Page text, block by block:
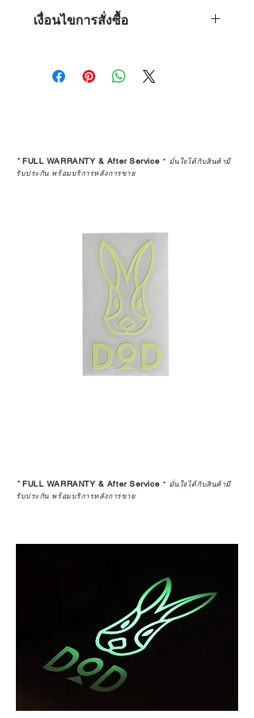
เงื่อนไขการสั่งซื้อ
1 • จำกัดจำนวน 1 ท่าน ต่อ 1 ชิ้น
เท่านั้น
ลง
3 • การ Resell (พ่อค้า-แม่ค้า) สินค้าที่
รายการ 15 วัน
4 • สินค้าใดๆ ก็ตามที่ซื้อจากการ
Resell หรือมีการเปลี่ยนมือผู้ซื้อ จะ
ถือว่าสิ้นสุดการรับประกันสินค้าทุก
5 • สงวนสิทธิ์ในการงดจำหน่ายสินค้า
ทุกรายการให้กับผู้ที่มีประวัติการนำ
สินค้าไปขายต่อ (Resell)
*FULL WARRANTY & After Service * มั่นใจได้กับสินค้ามี
รับประกัน พร้อมบริการหลังการขาย
*FULL WARRANTY & After Service * มั่นใจได้กับสินค้ามี
รับประกัน พร้อมบริการหลังการขาย